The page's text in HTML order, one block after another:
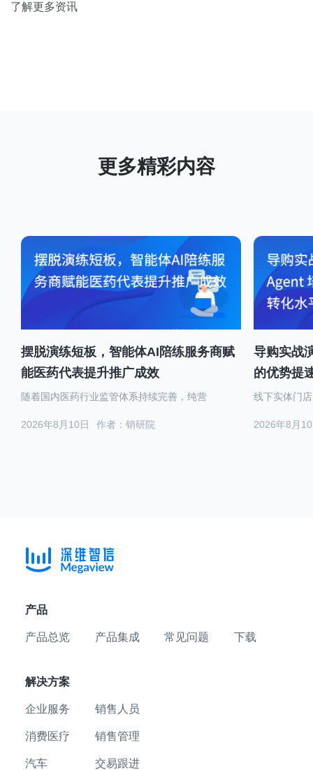
了解更多资讯
摆脱演练短板，智能体AI陪练服务商赋
能医药代表提升推广成效
作者：销研院
2026年8月10日
随着国内医药行业监管体系持续完善，纯营
导购实战
的优势提
2026年8月
线下实体门
产品
产品总览 产品集成 常见问题 下载
解决方案
企业服务
消费医疗
汽车
销售人员
销售管理
交易跟进